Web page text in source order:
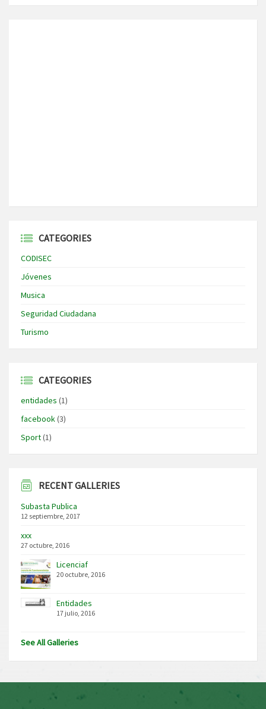
CATEGORIES
CODISEC
Jóvenes
Musica
Seguridad Ciudadana
Turismo
CATEGORIES
entidades (1)
facebook(3)
Sport(1)
RECENT GALLERIES
Subasta Publica
12 septiembre, 2017
xxx
27 octubre, 2016
Licenciaf
20 octubre, 2016
Entidades
17 julio, 2016
See All Galleries